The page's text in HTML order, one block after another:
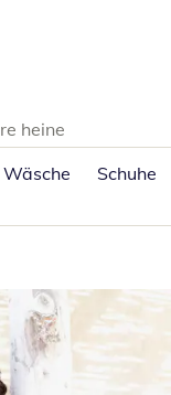
heine
Wäsche Schuhe